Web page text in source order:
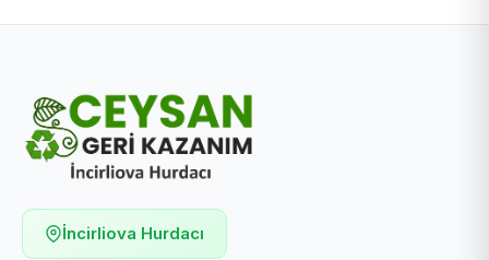
İncirliova Hurdacı